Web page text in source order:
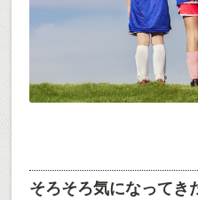
そろそろ気になってき